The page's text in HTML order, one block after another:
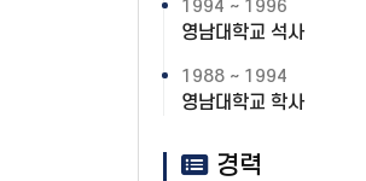
1994 ~ 1996
영남대학교 석사
1988 ~ 1994
영남대학교 학사
경력